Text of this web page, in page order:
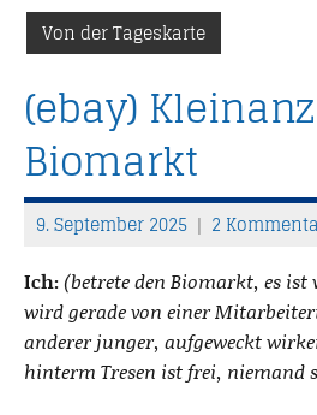
Von der Tageskarte
(ebay)
Biomarkt
9. September 2025
T
h
o
a
2
Ich: (betrete den Biomarkt, es
wird gerade von einer
anderer junger, aufgeweckt
hinterm Tresen ist frei, niemand